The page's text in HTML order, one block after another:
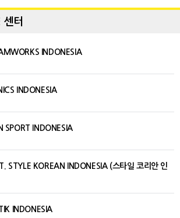
터
INDONESIA
INDONESIA
SPORT INDONESIA
STYLE KOREAN INDONESIA (스타일 코리안 인
INDONESIA